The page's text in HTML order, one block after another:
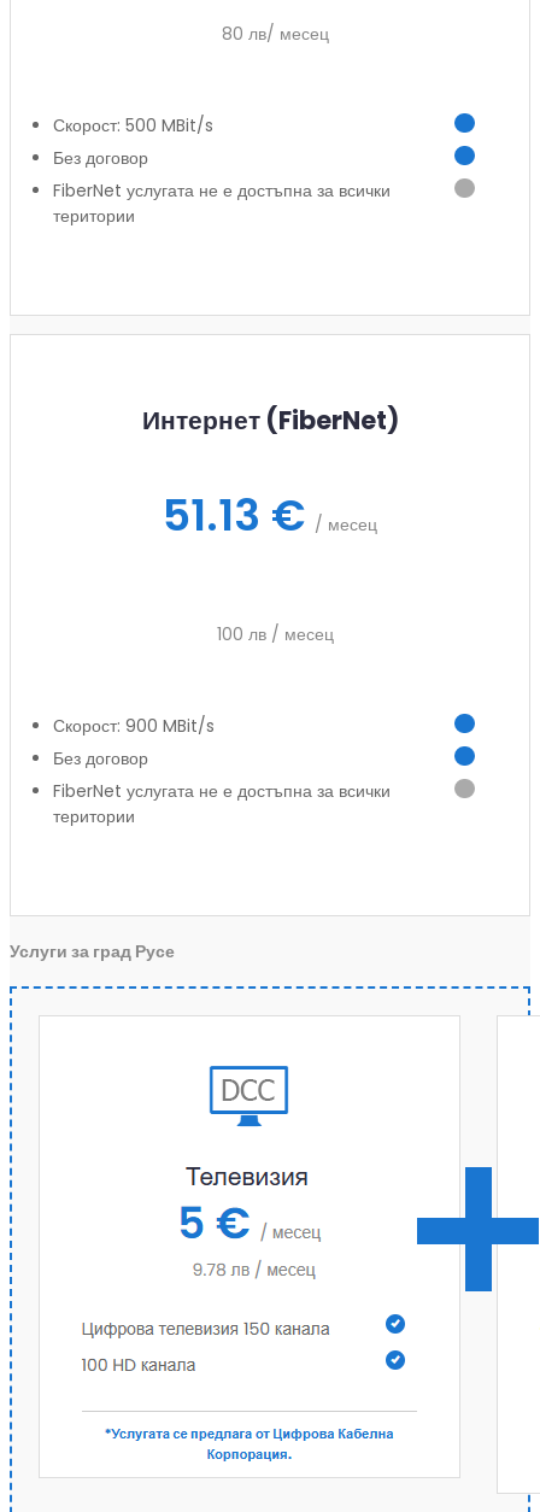
80 лв/ месец
Скорост: 500 MBit/s
Без договор
FiberNet услугата не е достъпна за всички
територии
Интернет (FiberNet)
51.13 € / месец
100 лв / месец
Скорост: 900 MBit/s
Без договор
FiberNet услугата не е достъпна за всички
територии
Услуги за град Русе